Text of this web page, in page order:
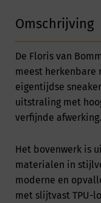
Omschrijving
De Floris van
meest herkenbare
eigentijdse
uitstraling met
verfijnde afwerking.
Het bovenwerk is
materialen in
moderne en
met slijtvast TPU-